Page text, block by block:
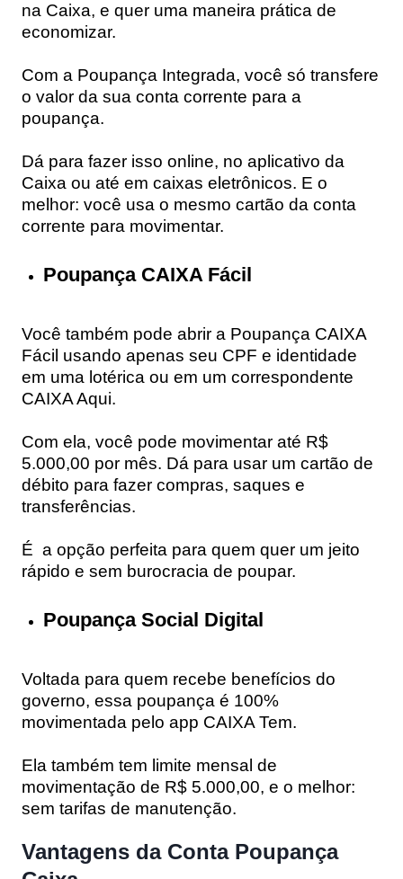
na Caixa, e quer uma maneira prática de
economizar.
Com a Poupança Integrada, você só transfere
o valor da sua conta corrente para a
poupança.
Dá para fazer isso online, no aplicativo da
Caixa ou até em caixas eletrônicos. E o
melhor: você usa o mesmo cartão da conta
corrente para movimentar.
Poupança CAIXA Fácil
Você também pode abrir a Poupança CAIXA
Fácil usando apenas seu CPF e identidade
em uma lotérica ou em um correspondente
CAIXA Aqui.
Com ela, você pode movimentar até R$
5.000,00 por mês. Dá para usar um cartão de
débito para fazer compras, saques e
transferências.
É a opção perfeita para quem quer um jeito
rápido e sem burocracia de poupar.
Poupança Social Digital
Voltada para quem recebe benefícios do
governo, essa poupança é 100%
movimentada pelo app CAIXA Tem.
Ela também tem limite mensal de
movimentação de R$ 5.000,00, e o melhor:
sem tarifas de manutenção.
Vantagens da Conta Poupança